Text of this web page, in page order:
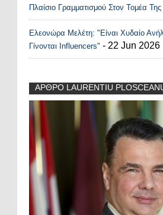
Πλαίσιο Γραμματισμού Στον Τομέα
Ελεονώρα Μελέτη: "Είναι Χυδαίο
Γίνονται Influencers" - 22 Jun 2026
ΑΡΘΡΟ LAURENTIU